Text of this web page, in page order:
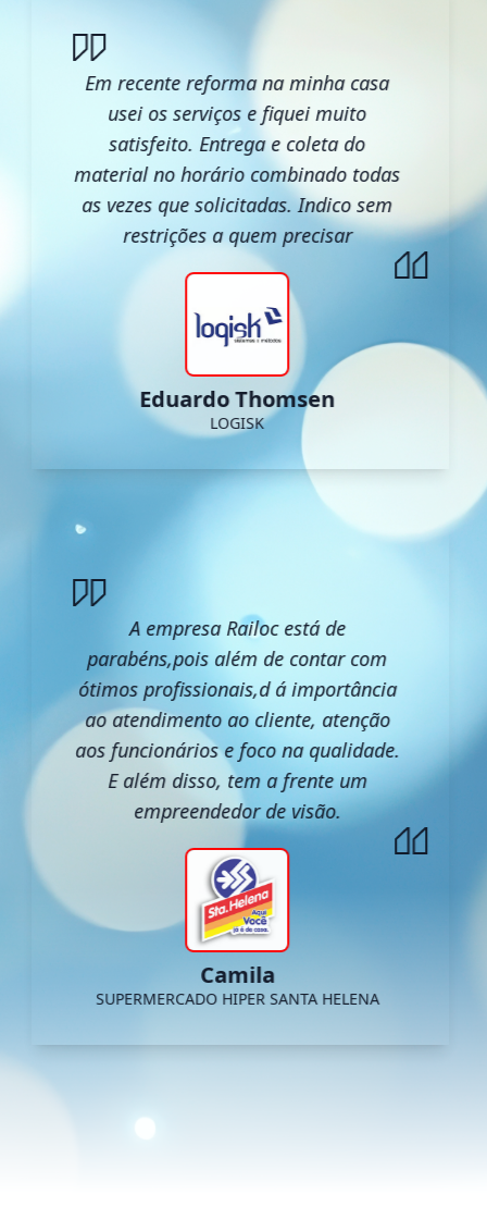
Em recente reforma na minha casa
usei os serviços e fiquei muito
satisfeito. Entrega e coleta do
material no horário combinado todas
as vezes que solicitadas. Indico sem
restrições a quem precisar
Eduardo Thomsen
LOGISK
A empresa Railoc está de
parabéns,pois além de contar com
ótimos profissionais,d á importância
ao atendimento ao cliente, atenção
aos funcionários e foco na qualidade.
E além disso, tem a frente um
empreendedor de visão.
Camila
SUPERMERCADO HIPER SANTA HELENA